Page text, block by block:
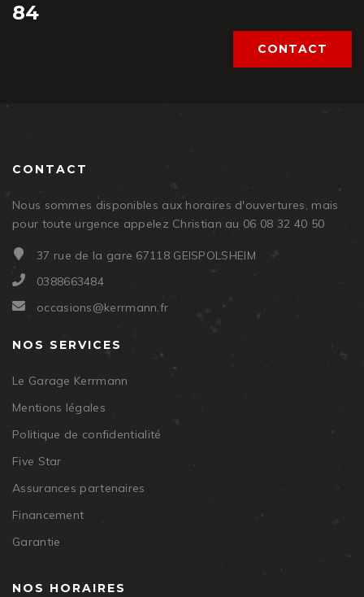
84
CONTACT
CONTACT
Nous sommes disponibles aux horaires d'ouvertures, mais
pour toute urgence appelez Christian au 06 08 32 40 50
37 rue de la gare 67118 GEISPOLSHEIM
0388663484
occasions@kerrmann.fr
NOS SERVICES
Le Garage Kerrmann
Mentions légales
Politique de confidentialité
Five Star
Assurances partenaires
Financement
Garantie
NOS HORAIRES